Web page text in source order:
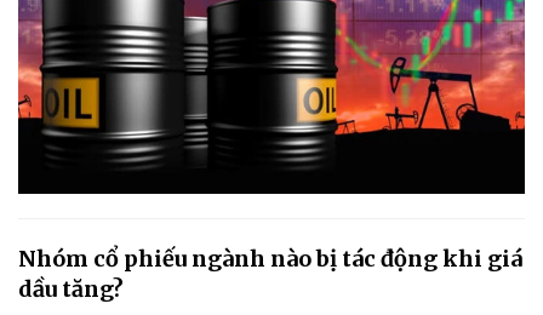
Nhóm cổ phiếu ngành nào bị tác động khi giá
dầu tăng?